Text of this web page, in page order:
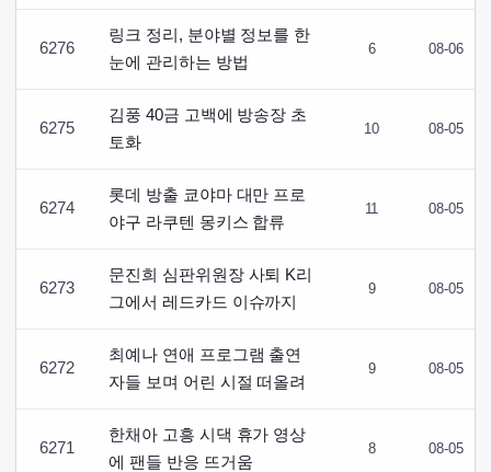
6276
링크 정리, 분야별 정보를 한
눈에 관리하는 방법
6 08-06
6275
김풍 40금 고백에 방송장 초
토화
10 08-05
6274
롯데 방출 쿄야마 대만 프로
야구 라쿠텐 몽키스 합류
11 08-05
6273
문진희 심판위원장 사퇴 K리
그에서 레드카드 이슈까지
9 08-05
6272
최예나 연애 프로그램 출연
자들 보며 어린 시절 떠올려
9 08-05
6271
한채아 고흥 시댁 휴가 영상
에 팬들 반응 뜨거움
8 08-05